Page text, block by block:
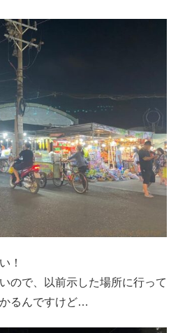
！
ので、以前示した場所に行って
るんですけど…